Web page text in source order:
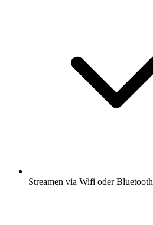
Streamen via Wifi oder Bluetooth